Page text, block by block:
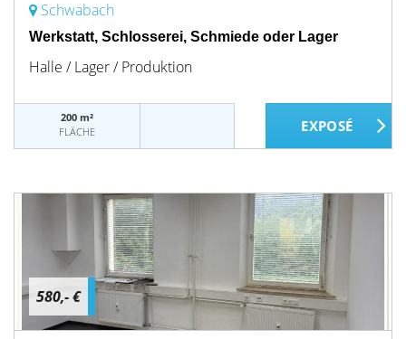
Schwabach
Werkstatt, Schlosserei, Schmiede oder Lager
Halle / Lager / Produktion
200 m²
FLÄCHE
580,- €